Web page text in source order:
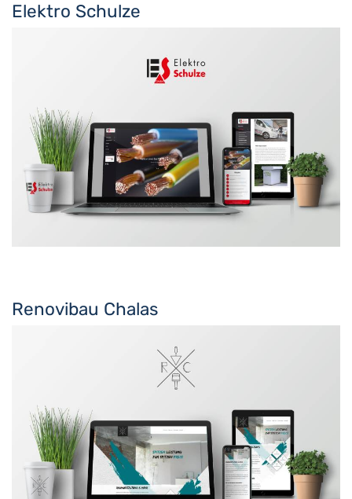
Elektro Schulze
Renovibau Chalas